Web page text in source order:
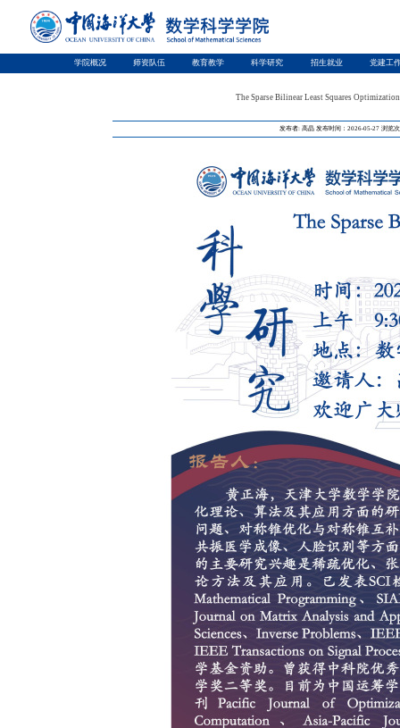
学院概况 师资队伍 教育教学 科学研究 招生就业 党建工
The Sparse Bilinear Least Squares
发布者: 高晶 发布时间：2026-05-27 浏览